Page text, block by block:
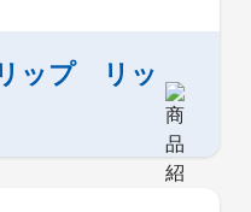
ップ リッ